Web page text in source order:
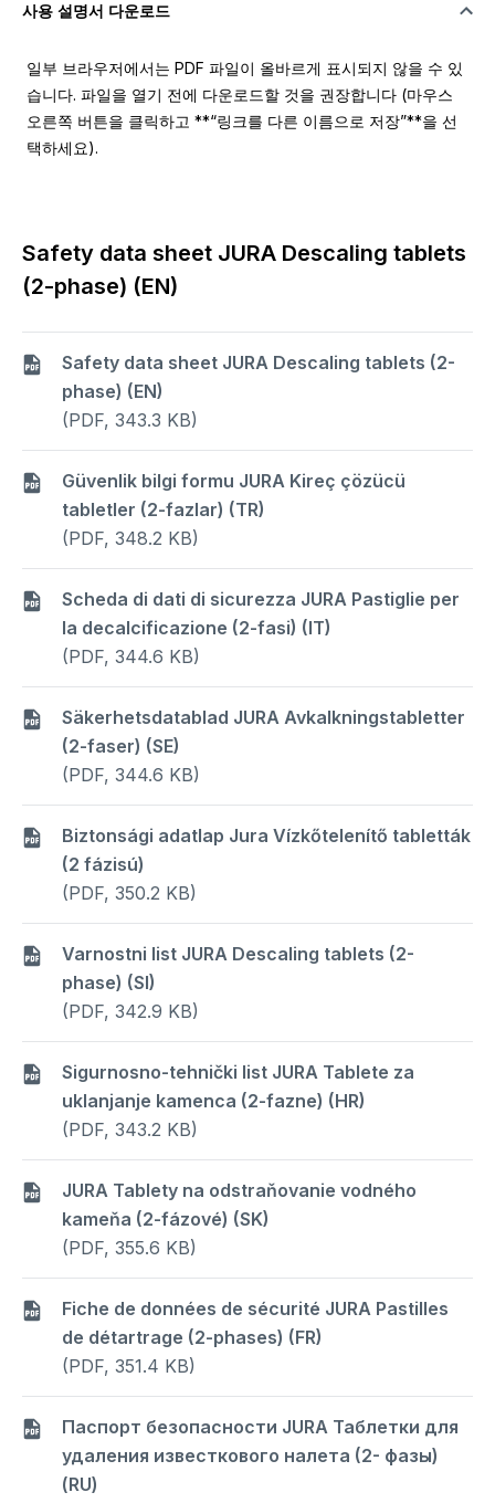
사용 설명서 다운로드
일부 브라우저에서는 PDF 파일이 올바르게 표시되지 않을 수 있
습니다. 파일을 열기 전에 다운로드할 것을 권장합니다 (마우스
오른쪽 버튼을 클릭하고 **“링크를 다른 이름으로 저장”**을 선
택하세요).
Safety data sheet JURA Descaling tablets
(2-phase) (EN)
Safety data sheet JURA Descaling tablets (2-
phase) (EN)
(PDF, 343.3 KB)
Güvenlik bilgi formu JURA Kireç çözücü
tabletler (2-fazlar) (TR)
(PDF, 348.2 KB)
Scheda di dati di sicurezza JURA Pastiglie per
la decalcificazione (2-fasi) (IT)
(PDF, 344.6 KB)
Säkerhetsdatablad JURA Avkalkningstabletter
(2-faser) (SE)
(PDF, 344.6 KB)
Biztonsági adatlap Jura Vízkőtelenítő tabletták
(2 fázisú)
(PDF, 350.2 KB)
Varnostni list JURA Descaling tablets (2-
phase) (SI)
(PDF, 342.9 KB)
Sigurnosno-tehnički list JURA Tablete za
uklanjanje kamenca (2-fazne) (HR)
(PDF, 343.2 KB)
JURA Tablety na odstraňovanie vodného
kameňa (2-fázové) (SK)
(PDF, 355.6 KB)
Fiche de données de sécurité JURA Pastilles
de détartrage (2-phases) (FR)
(PDF, 351.4 KB)
Паспорт безопасности JURA Таблетки для
удаления известкового налета (2- фазы)
(RU)